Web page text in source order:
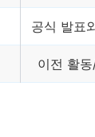
공식 발표
이전 활